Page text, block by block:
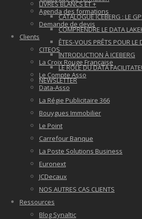
LIVRES BLANCS ET +
CATALOGUE ICEBERG : LE
COMPRENDRE LE DATA
ÊTES-VOUS PRÊTS POUR LE
INTRODUCTION À ICEBERG
LE RÔLE DU DATA
NEWSLETTER
Agenda des formations
Demande de devis
Clients
CITEOS
La Croix Rouge Française
Le Compte Asso
Data-Asso
La Régie Publicitaire 366
Bouygues Immobilier
Le Point
Carrefour Banque
La Poste Solutions Business
Euronext
JCDecaux
NOS AUTRES CAS CLIENTS
Ressources
Blog Synaltic